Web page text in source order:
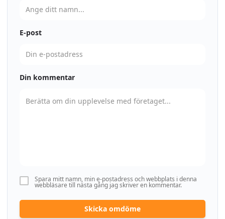
E-post
Din kommentar
Spara mitt namn, min e-postadress och webbplats i denna
webbläsare till nästa gång jag skriver en kommentar.
Skicka omdöme